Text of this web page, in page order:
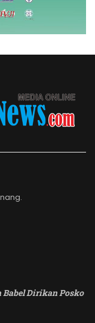
Babel Dirikan Posko